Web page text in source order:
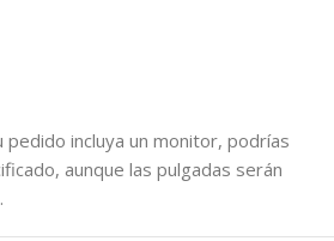
incluya un monitor, podrías
aunque las pulgadas serán